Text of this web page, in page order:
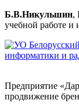
Б.В.Никульшин,
учебной работе и
Предприятие
продвижение